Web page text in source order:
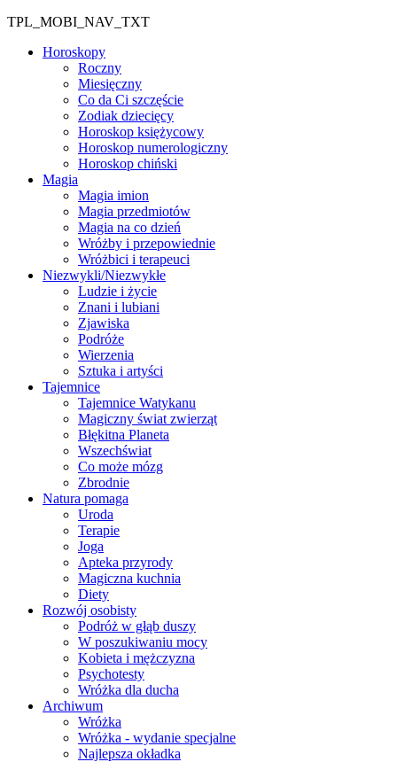
TPL_MOBI_NAV_TXT
Horoskopy
Roczny
Miesięczny
Co da Ci szczęście
Zodiak dziecięcy
Horoskop księżycowy
Horoskop numerologiczny
Horoskop chiński
Magia
Magia imion
Magia przedmiotów
Magia na co dzień
Wróżby i przepowiednie
Wróżbici i terapeuci
Niezwykli/Niezwykłe
Ludzie i życie
Znani i lubiani
Zjawiska
Podróże
Wierzenia
Sztuka i artyści
Tajemnice
Tajemnice Watykanu
Magiczny świat zwierząt
Błękitna Planeta
Wszechświat
Co może mózg
Zbrodnie
Natura pomaga
Uroda
Terapie
Joga
Apteka przyrody
Magiczna kuchnia
Diety
Rozwój osobisty
Podróż w głąb duszy
W poszukiwaniu mocy
Kobieta i mężczyzna
Psychotesty
Wróżka dla ducha
Archiwum
Wróżka
Wróżka - wydanie specjalne
Najlepsza okładka